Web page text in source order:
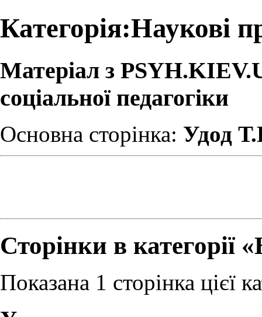
Категорія:Наукові
Матеріал з
соціальної педагогіки
Основна сторінка: Удод
Сторінки в категорії
Показана 1 сторінка цієї